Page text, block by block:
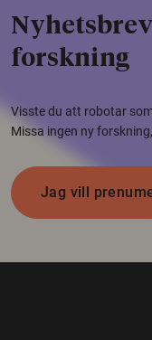
forskning
Visste du att robotar
Missa ingen ny
Jag vill